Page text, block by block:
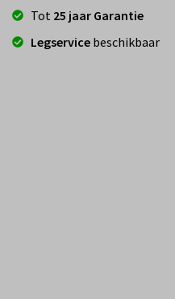
Tot 25 jaar Garantie
Legservicebeschikbaar